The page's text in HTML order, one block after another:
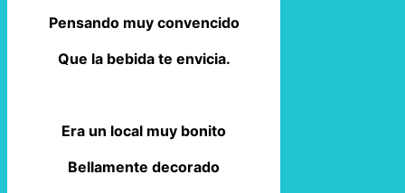
Pensando muy convencido
Que la bebida te envicia.
Era un local muy bonito
Bellamente decorado